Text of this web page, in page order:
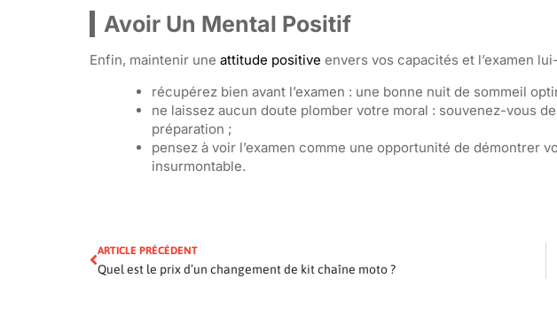
Avoir Un Mental Positif
Enfin, maintenir une attitude positive envers vos capacités et l’examen
récupérez bien avant l’examen : une bonne nuit de sommeil
ne laissez aucun doute plomber votre moral : souvenez-vous
préparation ;
pensez à voir l’examen comme une opportunité de démontrer
insurmontable.
ARTICLE PRÉCÉDENT
Quel est le prix d’un changement de kit chaîne moto ?